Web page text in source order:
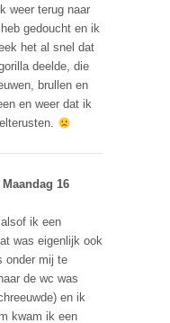
weer terug naar
gedoucht en ik
het al snel dat
deelde, die
brullen en
en weer dat ik
Maandag 16
ik een
was eigenlijk ook
onder mij te
de wc was
en ik
kwam ik een